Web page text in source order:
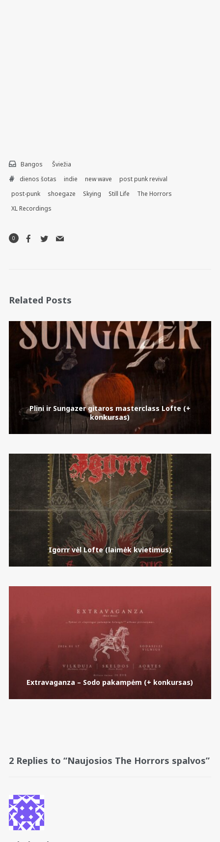
Bangos
Šviežia
dienos šotas
indie new wave
post punk revival
post-punk
shoegaze Skying Still Life
The Horrors
XL Recordings
0
Related Posts
Plini ir Sungazer gitaros masterclass Lofte (+
konkursas)
Igorrr vėl Lofte (laimėk kvietimus)
Extravaganza – Sodo pakampėm (+ konkursas)
2 Replies to “Naujosios The Horrors spalvos”